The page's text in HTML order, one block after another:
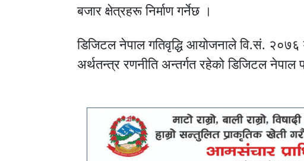
बजार क्षेत्रहरू निर्माण गर्नेछ ।
डिजिटल नेपाल गतिवृद्धि आयोजनाले वि.सं.
अर्थतन्त्र रणनीति अन्तर्गत रहेको डिजिटल नेपाल